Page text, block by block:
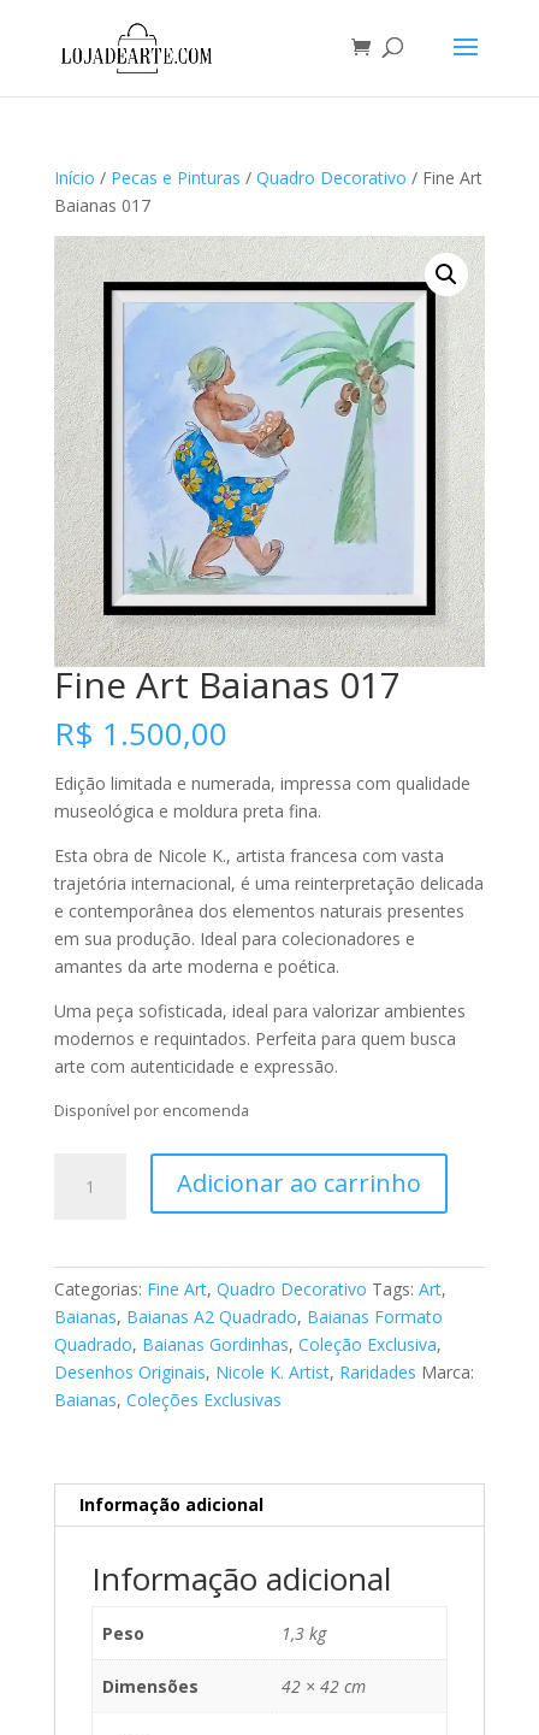
Início / Pecas e Pinturas / Quadro Decorativo / Fine Art
Baianas 017
Fine Art Baianas 017
R$ 1.500,00
Edição limitada e numerada, impressa com qualidade
museológica e moldura preta fina.
Esta obra de Nicole K., artista francesa com vasta
trajetória internacional, é uma reinterpretação delicada
e contemporânea dos elementos naturais presentes
em sua produção. Ideal para colecionadores e
amantes da arte moderna e poética.
Uma peça sofisticada, ideal para valorizar ambientes
modernos e requintados. Perfeita para quem busca
arte com autenticidade e expressão.
Disponível por encomenda
Adicionar ao carrinho
Categorias: Fine Art, Quadro Decorativo Tags: Art,
Baianas, Baianas A2 Quadrado, Baianas Formato
Quadrado, Baianas Gordinhas, Coleção Exclusiva,
Desenhos Originais, Nicole K. Artist, Raridades Marca:
Baianas, Coleções Exclusivas
Informação adicional
Informação adicional
Peso 1,3 kg
Dimensões 42 × 42 cm